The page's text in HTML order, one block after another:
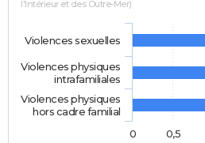
l'Intérieur et des Outre-Mer)
Violences sexuelles
Violences physiques
intrafamiliales
Violences physiques
hors cadre familial
0
0,5